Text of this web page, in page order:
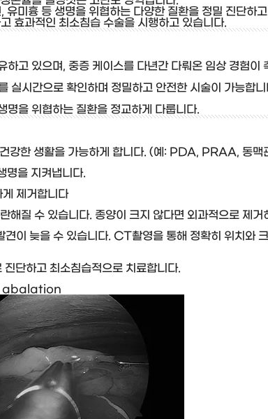
미흉 등 생명을 위협하는 다양한 질환을 정밀 진단하
효과적인 최소침습 수술을 시행하고 있습니다.
고 있으며, 중증 케이스를 다년간 다뤄온 임상 경험이
시간으로 확인하며 정밀하고 안전한 시술이 가능합니
명을 위협하는 질환을 정교하게 다룹니다.
강한 생활을 가능하게 합니다. (예: PDA, PRAA, 동맥
명을 지켜냅니다.
제거합니다
질 수 있습니다. 종양이 크지 않다면 외과적으로 제
이 늦을 수 있습니다. CT촬영을 통해 정확히 위치와
단하고 최소침습적으로 치료합니다.
abalation